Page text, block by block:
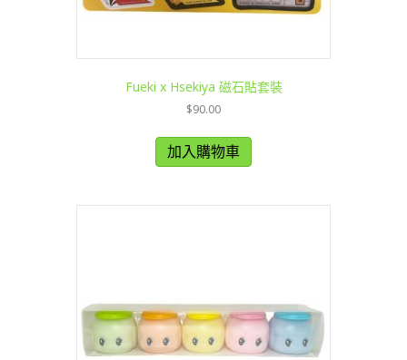
Fueki x Hsekiya 磁石貼套裝
$90.00
加入購物車